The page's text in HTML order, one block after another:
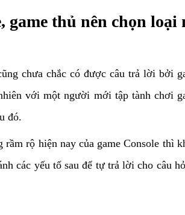
game thủ nên chọn loại
chưa chắc có được câu trả lời bởi
với một người mới tập tành chơi
đó.
rộ hiện nay của game Console thì
các yếu tố sau để tự trả lời cho câu